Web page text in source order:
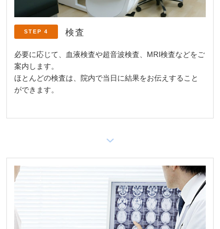
STEP 4 検査
必要に応じて、血液検査や超音波検査、MRI検査などをご
案内します。
ほとんどの検査は、院内で当日に結果をお伝えすること
ができます。